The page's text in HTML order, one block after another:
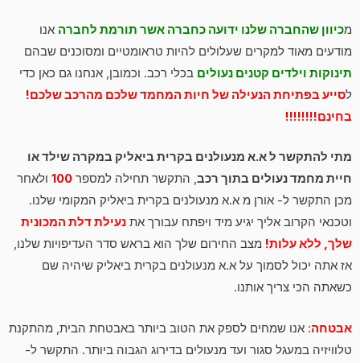
מכיוון שהחברה שלנו ידועה כחברה אשר תורמת לחברה אנו
מודעים מאוד למקרים שעלולים להיות טראומטיים ומסוכנים שבהם
תינוקות וילדים קטנים נעולים בכלי רכב. וכמובן, אנחנו גם כאן כדי
לסייע בפתיחת הנעילה של חיות המחמד שלכם מהרכב שלכם!
בחינם!!!!!!!!
מתי להתקשר ל א.א מנעולנים בקרית ביאליק במקרה שילד או
חיית מחמד נעולים בתוך רכב, התקשר תחילה למספר 100 ולאחר
מכן התקשר ל- אורן מ א.א מנעולנים בקרית ביאליק המקומי שלנו.
וטכנאי הקרוב אליך יגיע מיד ויפתח עבורך את נעילת דלת המכונית
שלך, ללא עלות! מצב החירום שלך הוא בראש סדר העדיפויות שלנו,
אז אתה יכול לסמוך על א.א מנעולנים בקרית ביאליק שיהיה שם
כשאתה הכי צריך אותנו.
אבטחה: אנו שמחים לספק את הטוב ביותר באבטחת הבית, מהתקנת
טלוויזיה במעגל סגור ועד מנעולים בדירוג הגבוה ביותר. התקשר ל-